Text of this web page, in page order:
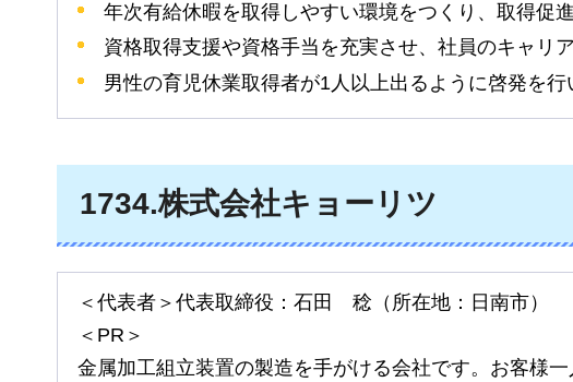
年次有給休暇を取得しやすい環境をつくり、取得促
資格取得支援や資格手当を充実させ、社員のキャリ
男性の育児休業取得者が1人以上出るように啓発を行
1734.株式会社キョーリツ
＜代表者＞代表取締役：石田 稔 （所在地：日南市）
＜PR＞
金属加工組立装置の製造を手がける会社です。お客様